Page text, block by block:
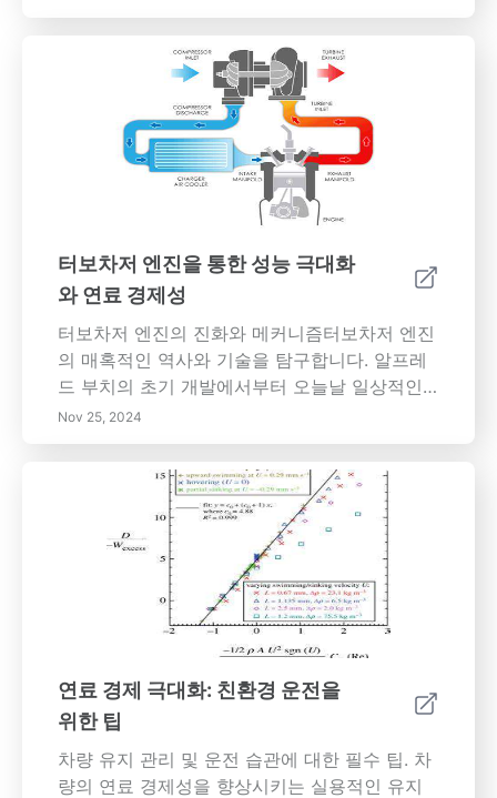
균형 잡힌 업무 및 개인 생활 관리를 배우세요.
라 정리하고, 필수 생산성 도구를 활용하는 효과
적인 전략을 발견하세요. 조직의 성공을 이끄는
데 있어 직원의 웰빙이 갖는 중요한 역할과 팀 내
정신적, 신체적 건강을 촉진하기 위한 혁신적인
전략을 탐구하세요. 원격 근무의 변화하는 환경
을 형성할 미래 트렌드와 기술 발전을深入하고
그에 따른 도전 과제를 이해하세요. 미래의 유연
한 근무 문화에서 번창하는 데 필요한 통찰력을
갖추어 오늘날의 역동적인 업무 환경에서 개인
적인 만족과 직업적인 효과성을 동시에 보장하
세요.
터보차저 엔진을 통한 성능 극대화
와 연료 경제성
터보차저 엔진의 진화와 메커니즘터보차저 엔진
의 매혹적인 역사와 기술을 탐구합니다. 알프레
드 부치의 초기 개발에서부터 오늘날 일상적인
차량에서의 현대적 응용에 이르기까지. 터보차저
가 배기 가스 에너지를 활용하여 엔진 크기를 늘
리지 않고도 출력 성능을 향상시키는 방법을 배
웁니다. 향상된 연료 경제성과 배기 가스 감소를
포함한 터보차저 엔진의 중요한 이점을 발견하
고, 터보 레이그와 열 관리의 도전 과제를 살펴봅
니다. 미래를 바라보며, 혼합 및 전기 자동차의
변화하는 환경 속에서 터보차징의 지속적인 혁
신과 역할을 파고듭니다. 이 포괄적인 가이드는
생태를 고려한 소비자와 자동차 애호가 모두에
게 필수적인 터보차저 기술의 이점과 도전 과제
를 강조합니다.
Nov 25, 2024
연료 경제 극대화: 친환경 운전을
위한 팁
차량 유지 관리 및 운전 습관에 대한 필수 팁. 차
량의 연료 경제성을 향상시키는 실용적인 유지